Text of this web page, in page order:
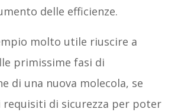
delle efficienze.
molto utile riuscire a
primissime fasi di
di una nuova molecola, se
di sicurezza per poter